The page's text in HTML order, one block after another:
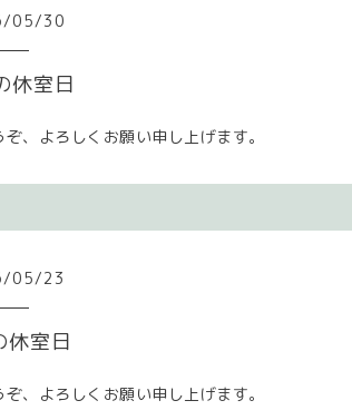
/05/30
休室日
、よろしくお願い申し上げます。
/05/23
休室日
、よろしくお願い申し上げます。